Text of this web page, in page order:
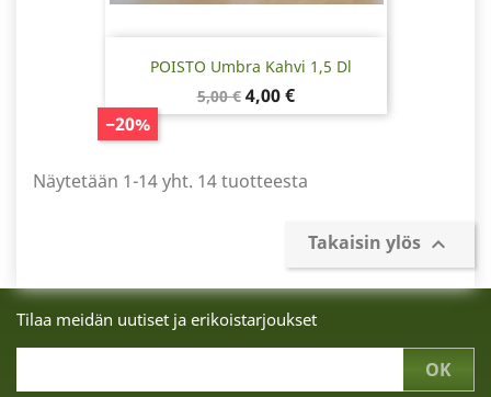
POISTO Umbra Kahvi 1,5 Dl
Normaalihinta
5,00 €
−20%
Hinta
4,00 €
Näytetään 1-14 yht. 14 tuotteesta
Takaisin ylös 
Tilaa meidän uutiset ja erikoistarjoukset